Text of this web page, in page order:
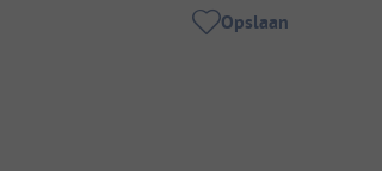
Opslaan